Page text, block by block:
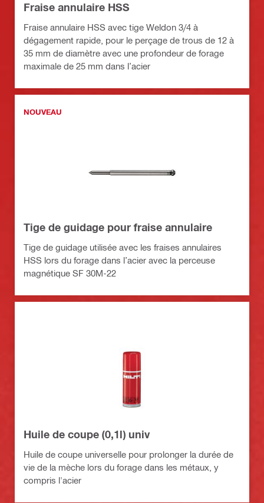
Fraise annulaire HSS
Fraise annulaire HSS avec tige Weldon 3/4 à
dégagement rapide, pour le perçage de trous de 12 à
35 mm de diamètre avec une profondeur de forage
maximale de 25 mm dans l’acier
NOUVEAU
Tige de guidage pour fraise annulaire
Tige de guidage utilisée avec les fraises annulaires
HSS lors du forage dans l’acier avec la perceuse
magnétique SF 30M-22
Huile de coupe (0,1l) univ
Huile de coupe universelle pour prolonger la durée de
vie de la mèche lors du forage dans les métaux, y
compris l'acier